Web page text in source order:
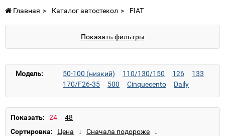
Главная Каталог автостекол FIAT
Показать фильтры
Модель: 50-100 (низкий) 110/130/150 126
133
170/F26-35
500 Cinquecento
Daily
Uno
Показать:
Сортировка: